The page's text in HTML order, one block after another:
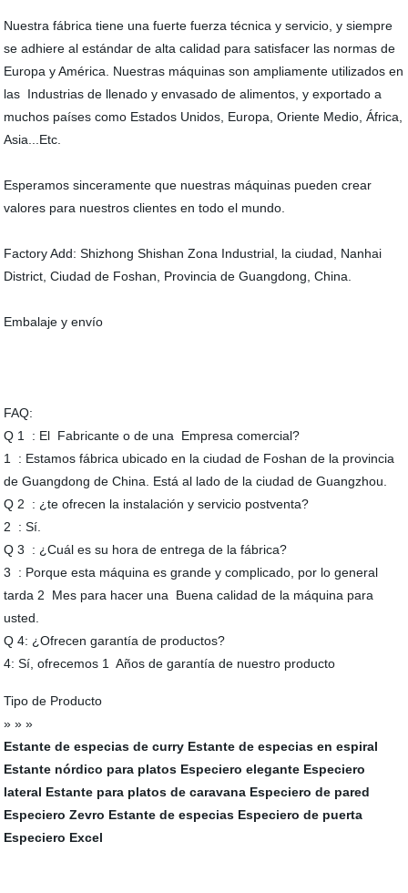
Nuestra fábrica tiene una fuerte fuerza técnica y servicio, y siempre
se adhiere al estándar de alta calidad para satisfacer las normas de
Europa y América. Nuestras máquinas son ampliamente utilizados en
las Industrias de llenado y envasado de alimentos, y exportado a
muchos países como Estados Unidos, Europa, Oriente Medio, África,
Asia...Etc.
Esperamos sinceramente que nuestras máquinas pueden crear
valores para nuestros clientes en todo el mundo.
Factory Add: Shizhong Shishan Zona Industrial, la ciudad, Nanhai
District, Ciudad de Foshan, Provincia de Guangdong, China.
Embalaje y envío
FAQ:
Q 1 : El Fabricante o de una Empresa comercial?
1 : Estamos fábrica ubicado en la ciudad de Foshan de la provincia
de Guangdong de China. Está al lado de la ciudad de Guangzhou.
Q 2 : ¿te ofrecen la instalación y servicio postventa?
2 : Sí.
Q 3 : ¿Cuál es su hora de entrega de la fábrica?
3 : Porque esta máquina es grande y complicado, por lo general
tarda 2 Mes para hacer una Buena calidad de la máquina para
usted.
Q 4: ¿Ofrecen garantía de productos?
4: Sí, ofrecemos 1 Años de garantía de nuestro producto
Tipo de Producto
» » »
Estante de especias de curry Estante de especias en espiral
Estante nórdico para platos Especiero elegante Especiero
lateral Estante para platos de caravana Especiero de pared
Especiero Zevro Estante de especias Especiero de puerta
Especiero Excel